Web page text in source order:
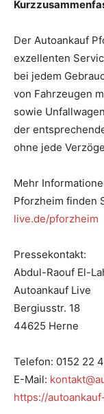
Der Autoankauf
exzellenten
bei jedem
von Fahrzeugen
sowie
der
ohne jede
Mehr
Pforzheim finden
live.de/pforzheim
Pressekontakt:
Abdul-Raouf El-
Autoankauf Live
Bergiusstr. 18
44625 Herne
Telefon: 0152 22
E-Mail:
https://